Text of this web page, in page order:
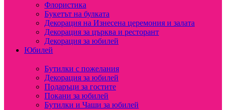
Флористика
Букетът на булката
Декорация на Изнесена церемония и залата
Декорация за църква и ресторант
Декорация за юбилей
Юбилей
Бутилки с пожелания
Декорация за юбилей
Подаръци за гостите
Покани за юбилей
Бутилки и Чаши за юбилей